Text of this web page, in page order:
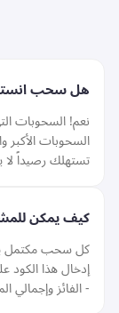
هل سحب
السحوبات الأكبر
تستهلك رصيداً لا
كيف يمكن
كل سحب مكتمل
إدخال هذا الكود
- الفائز وإجمالي